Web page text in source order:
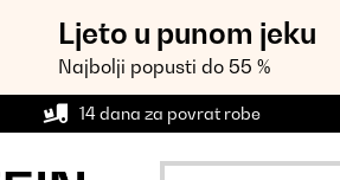
Ljeto u punom jeku
Najbolji popusti do 55 %
14 dana za povrat robe